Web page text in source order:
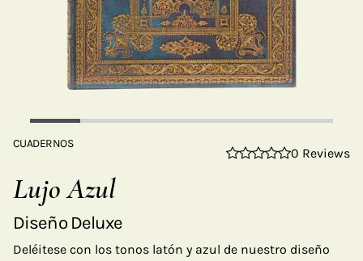
CUADERNOS
0 Reviews
Lujo Azul
Diseño Deluxe
Deléitese con los tonos latón y azul de nuestro diseño